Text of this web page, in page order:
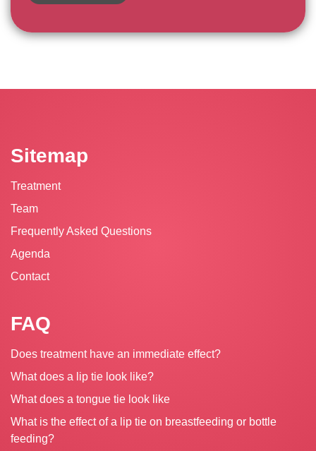
Sitemap
Treatment
Team
Frequently Asked Questions
Agenda
Contact
FAQ
Does treatment have an immediate effect?
What does a lip tie look like?
What does a tongue tie look like
What is the effect of a lip tie on breastfeeding or bottle
feeding?